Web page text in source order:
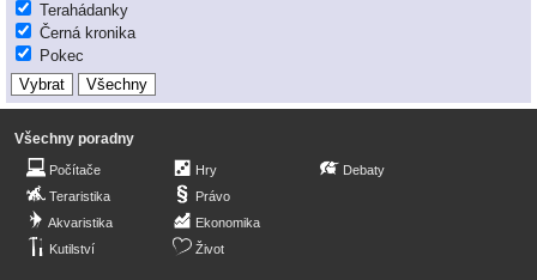
Terahádanky
Černá kronika
Pokec
Všechny poradny
Počítače
Teraristika
Akvaristika
Kutilství
Hry
Právo
Ekonomika
Život
Debaty